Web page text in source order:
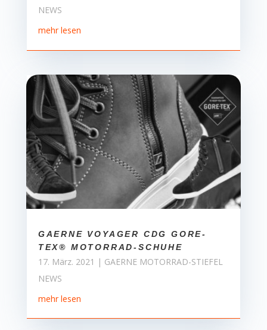
NEWS
mehr lesen
GAERNE VOYAGER CDG GORE-
TEX® MOTORRAD-SCHUHE
17. März. 2021 | GAERNE MOTORRAD-STIEFEL
NEWS
mehr lesen